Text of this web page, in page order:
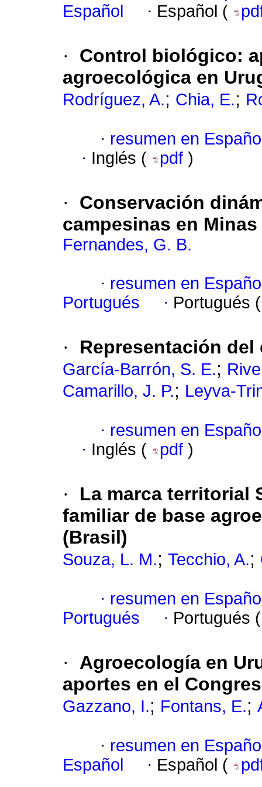
Español
· Español (
·
Control biológico:
agroecológica en
Rodríguez, A.; Chia, E.;
· resumen en
· Inglés ( pdf )
·
Conservación
campesinas en
Fernandes, G. B.
· resumen en
Portugués
· Portugués
· Representación
García-Barrón, S. E.;
Camarillo, J. P.; Leyva-
· resumen en
· Inglés ( pdf )
·
La marca territorial
familiar de base
(Brasil)
Souza, L. M.; Tecchio, A.;
· resumen en
Portugués
· Portugués
·
Agroecología en
aportes en el
Gazzano, I.; Fontans, E.;
· resumen en
Español
· Español (